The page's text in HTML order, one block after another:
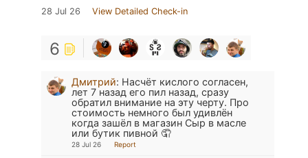
28 Jul 26 View Detailed Check-in
6
Дмитрий: Насчёт кислого согласен,
лет 7 назад его пил назад, сразу
обратил внимание на эту черту. Про
стоимость немного был удивлён
когда зашёл в магазин Сыр в масле
или бутик пивной 🤦
28 Jul 26 Report